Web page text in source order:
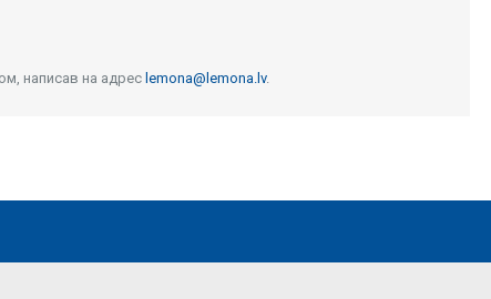
написав на адрес lemona@lemona.lv.